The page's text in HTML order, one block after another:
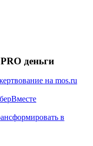
PRO деньги